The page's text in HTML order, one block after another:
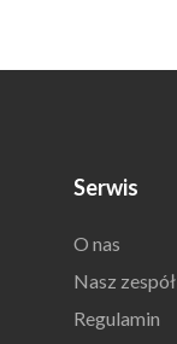
Serwis
O nas
Nasz zespół
Regulamin